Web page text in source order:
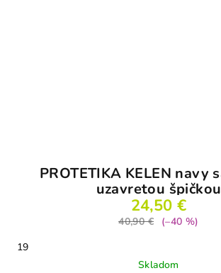
PROTETIKA KELEN navy
uzavretou špičkou
24,50 €
40,90 €
(–40 %)
19
Skladom